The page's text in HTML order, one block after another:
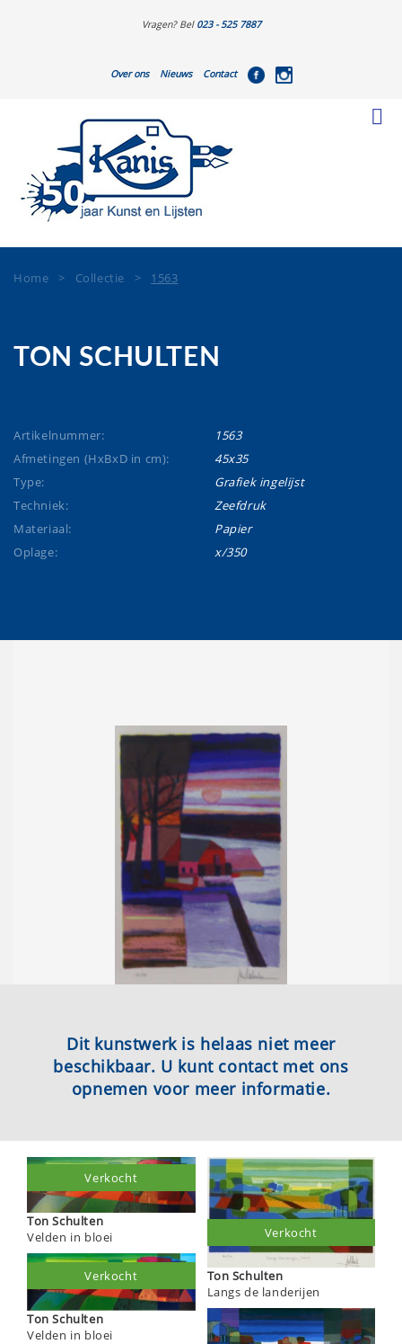
Vragen? Bel 023 - 525 7887
Over ons Nieuws Contact
Home > Collectie > 1563
TON SCHULTEN
Artikelnummer:
1563
Afmetingen (HxBxD in cm):
45x35
Type:
Grafiek ingelijst
Techniek:
Zeefdruk
Materiaal:
Papier
Oplage:
x/350
Dit kunstwerk is helaas niet meer
beschikbaar. U kunt contact met ons
opnemen voor meer informatie.
Ton Schulten
Velden in bloei
Verkocht
Ton Schulten
Velden in bloei
Verkocht
Ton Schulten
Langs de landerijen
Verkocht